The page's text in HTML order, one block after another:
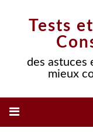
Tests
des astuces
mieux